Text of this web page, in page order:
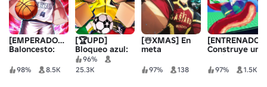
[EMPERADOR⚡]
Baloncesto:
98% 8.5K
[🏆UPD]
Bloqueo azul:
Rivales
96%
25.3K
[☃️XMAS] En
meta
97% 138
Construye un
equipo de
bloqueo azul!
97% 1.5K